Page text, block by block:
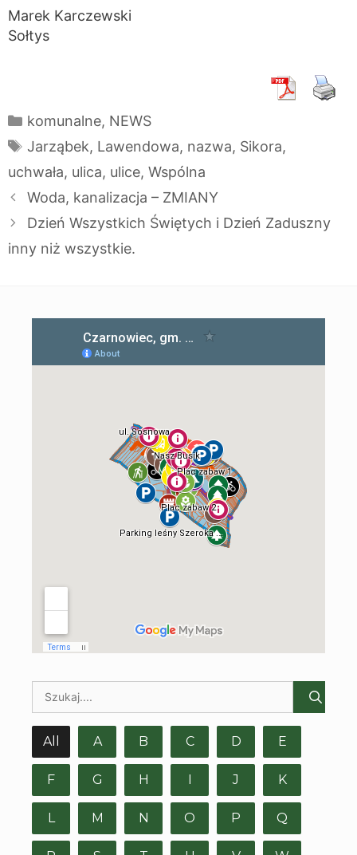
Marek Karczewski
Sołtys
Kategorie
komunalne, NEWS
Tagi
Jarząbek, Lawendowa, nazwa, Sikora,
uchwała, ulica, ulice, Wspólna
Woda, kanalizacja – ZMIANY
Dzień Wszystkich Świętych i Dzień Zaduszny
inny niż wszystkie.
All A B C D E
F G H J K
L M N O P Q